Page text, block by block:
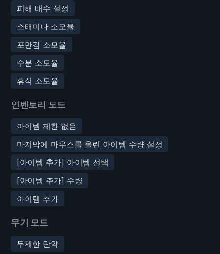
피해 배수 설정
스태미나 소모율
포만감 소모율
수분 소모율
휴식 소모율
인벤토리 모드
아이템 제한 없음
마지막에 마우스를 올린 아이템 수량 설정
[아이템 추가] 아이템 선택
[아이템 추가] 수량
아이템 추가
무기 모드
무제한 탄약